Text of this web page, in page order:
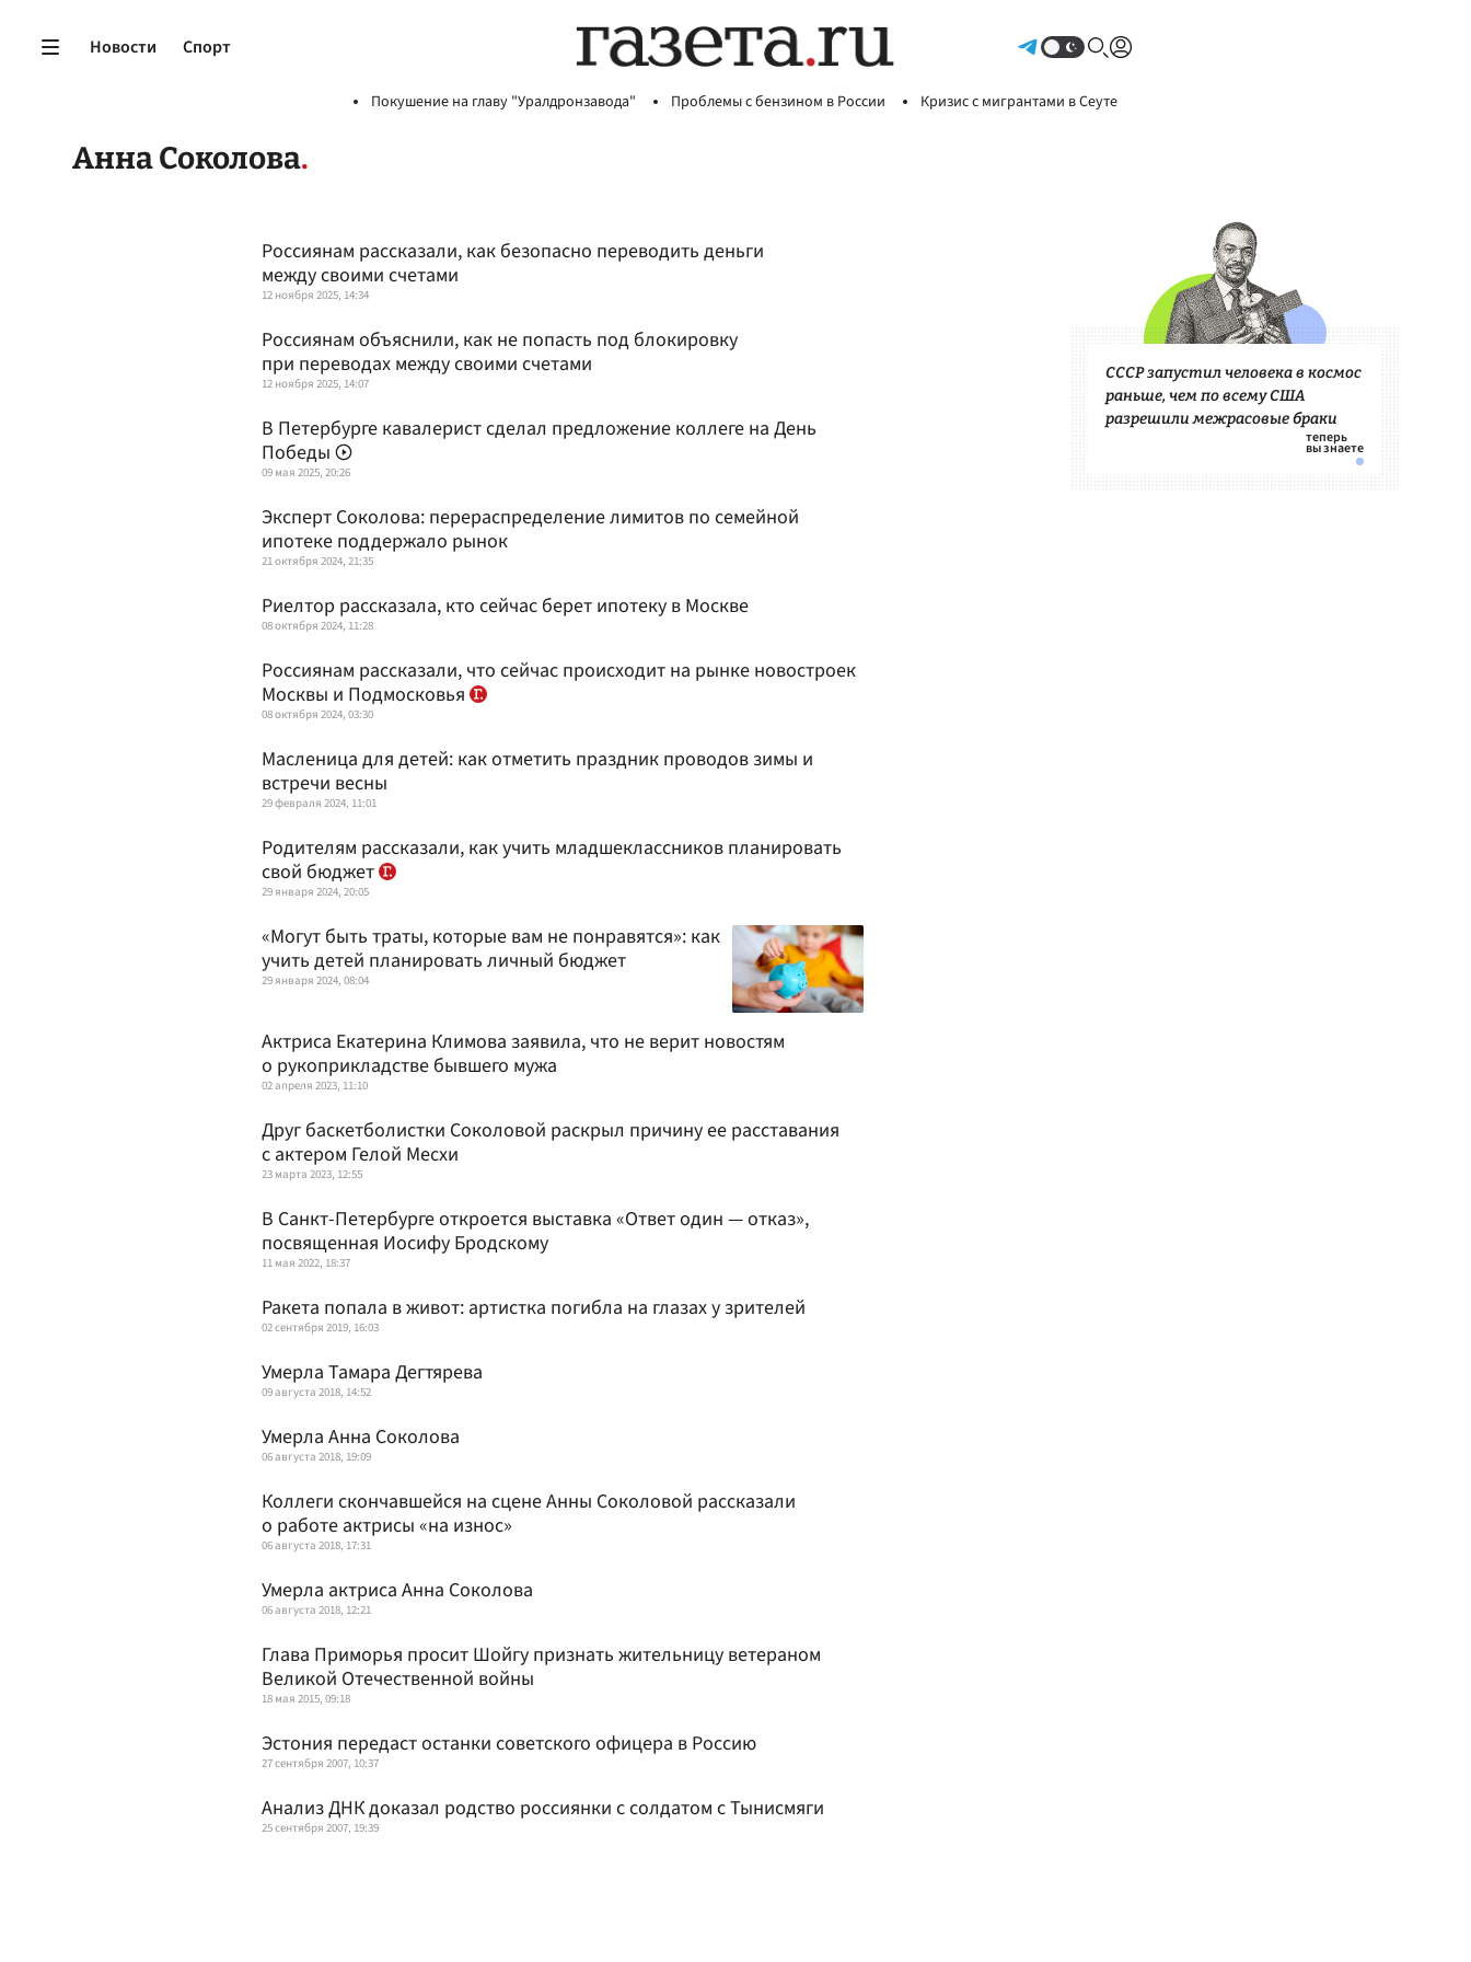
Новости Спорт
Покушение на главу "Уралдронзавода" Проблемы с бензином в России Кризис с мигрантами в Сеуте
Анна Соколова
Россиянам рассказали, как безопасно переводить деньги
между своими счетами
12 ноября 2025, 14:34
Россиянам объяснили, как не попасть под блокировку
при переводах между своими счетами
12 ноября 2025, 14:07
В Петербурге кавалерист сделал предложение коллеге на День
Победы
09 мая 2025, 20:26
Эксперт Соколова: перераспределение лимитов по семейной
ипотеке поддержало рынок
21 октября 2024, 21:35
Риелтор рассказала, кто сейчас берет ипотеку в Москве
08 октября 2024, 11:28
Россиянам рассказали, что сейчас происходит на рынке новостроек
Москвы и Подмосковья
08 октября 2024, 03:30
Масленица для детей: как отметить праздник проводов зимы и
встречи весны
29 февраля 2024, 11:01
Родителям рассказали, как учить младшеклассников планировать
свой бюджет
29 января 2024, 20:05
«Могут быть траты, которые вам не понравятся»: как
учить детей планировать личный бюджет
29 января 2024, 08:04
Актриса Екатерина Климова заявила, что не верит новостям
о рукоприкладстве бывшего мужа
02 апреля 2023, 11:10
Друг баскетболистки Соколовой раскрыл причину ее расставания
с актером Гелой Месхи
23 марта 2023, 12:55
В Санкт-Петербурге откроется выставка «Ответ один — отказ»,
посвященная Иосифу Бродскому
11 мая 2022, 18:37
Ракета попала в живот: артистка погибла на глазах у зрителей
02 сентября 2019, 16:03
Умерла Тамара Дегтярева
09 августа 2018, 14:52
Умерла Анна Соколова
06 августа 2018, 19:09
Коллеги скончавшейся на сцене Анны Соколовой рассказали
о работе актрисы «на износ»
06 августа 2018, 17:31
Умерла актриса Анна Соколова
06 августа 2018, 12:21
Глава Приморья просит Шойгу признать жительницу ветераном
Великой Отечественной войны
18 мая 2015, 09:18
Эстония передаст останки советского офицера в Россию
27 сентября 2007, 10:37
Анализ ДНК доказал родство россиянки с солдатом с Тынисмяги
25 сентября 2007, 19:39
СССР запустил человека в космос
раньше, чем по всему США
разрешили межрасовые браки